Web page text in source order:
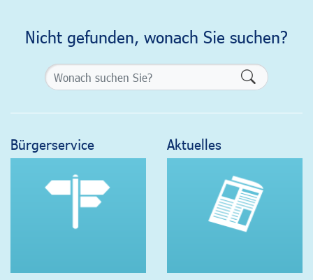
Nicht gefunden, wonach Sie suchen?
Bürgerservice Aktuelles